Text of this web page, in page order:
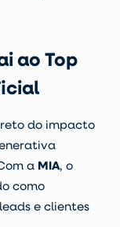
ao Top
do impacto
a MIA, o
como
e clientes